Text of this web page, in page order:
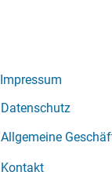
Impressum
Datenschutz
Allgemeine
Kontakt